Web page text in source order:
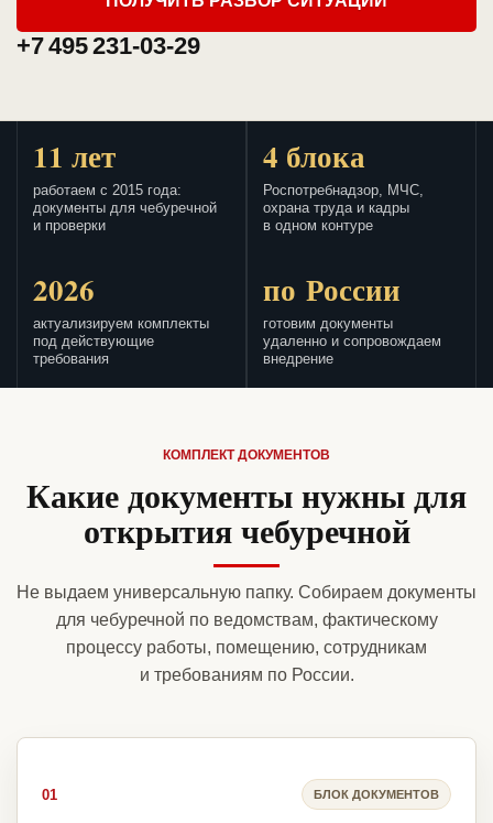
+7 495 231-03-29
11 лет
работаем с 2015 года:
документы для чебуречной
и проверки
4 блока
Роспотребнадзор, МЧС,
охрана труда и кадры
в одном контуре
2026
актуализируем комплекты
под действующие
требования
по России
готовим документы
удаленно и сопровождаем
внедрение
КОМПЛЕКТ ДОКУМЕНТОВ
Какие документы нужны для
открытия чебуречной
Не выдаем универсальную папку. Собираем документы
для чебуречной по ведомствам, фактическому
процессу работы, помещению, сотрудникам
и требованиям по России.
01 БЛОК ДОКУМЕНТОВ